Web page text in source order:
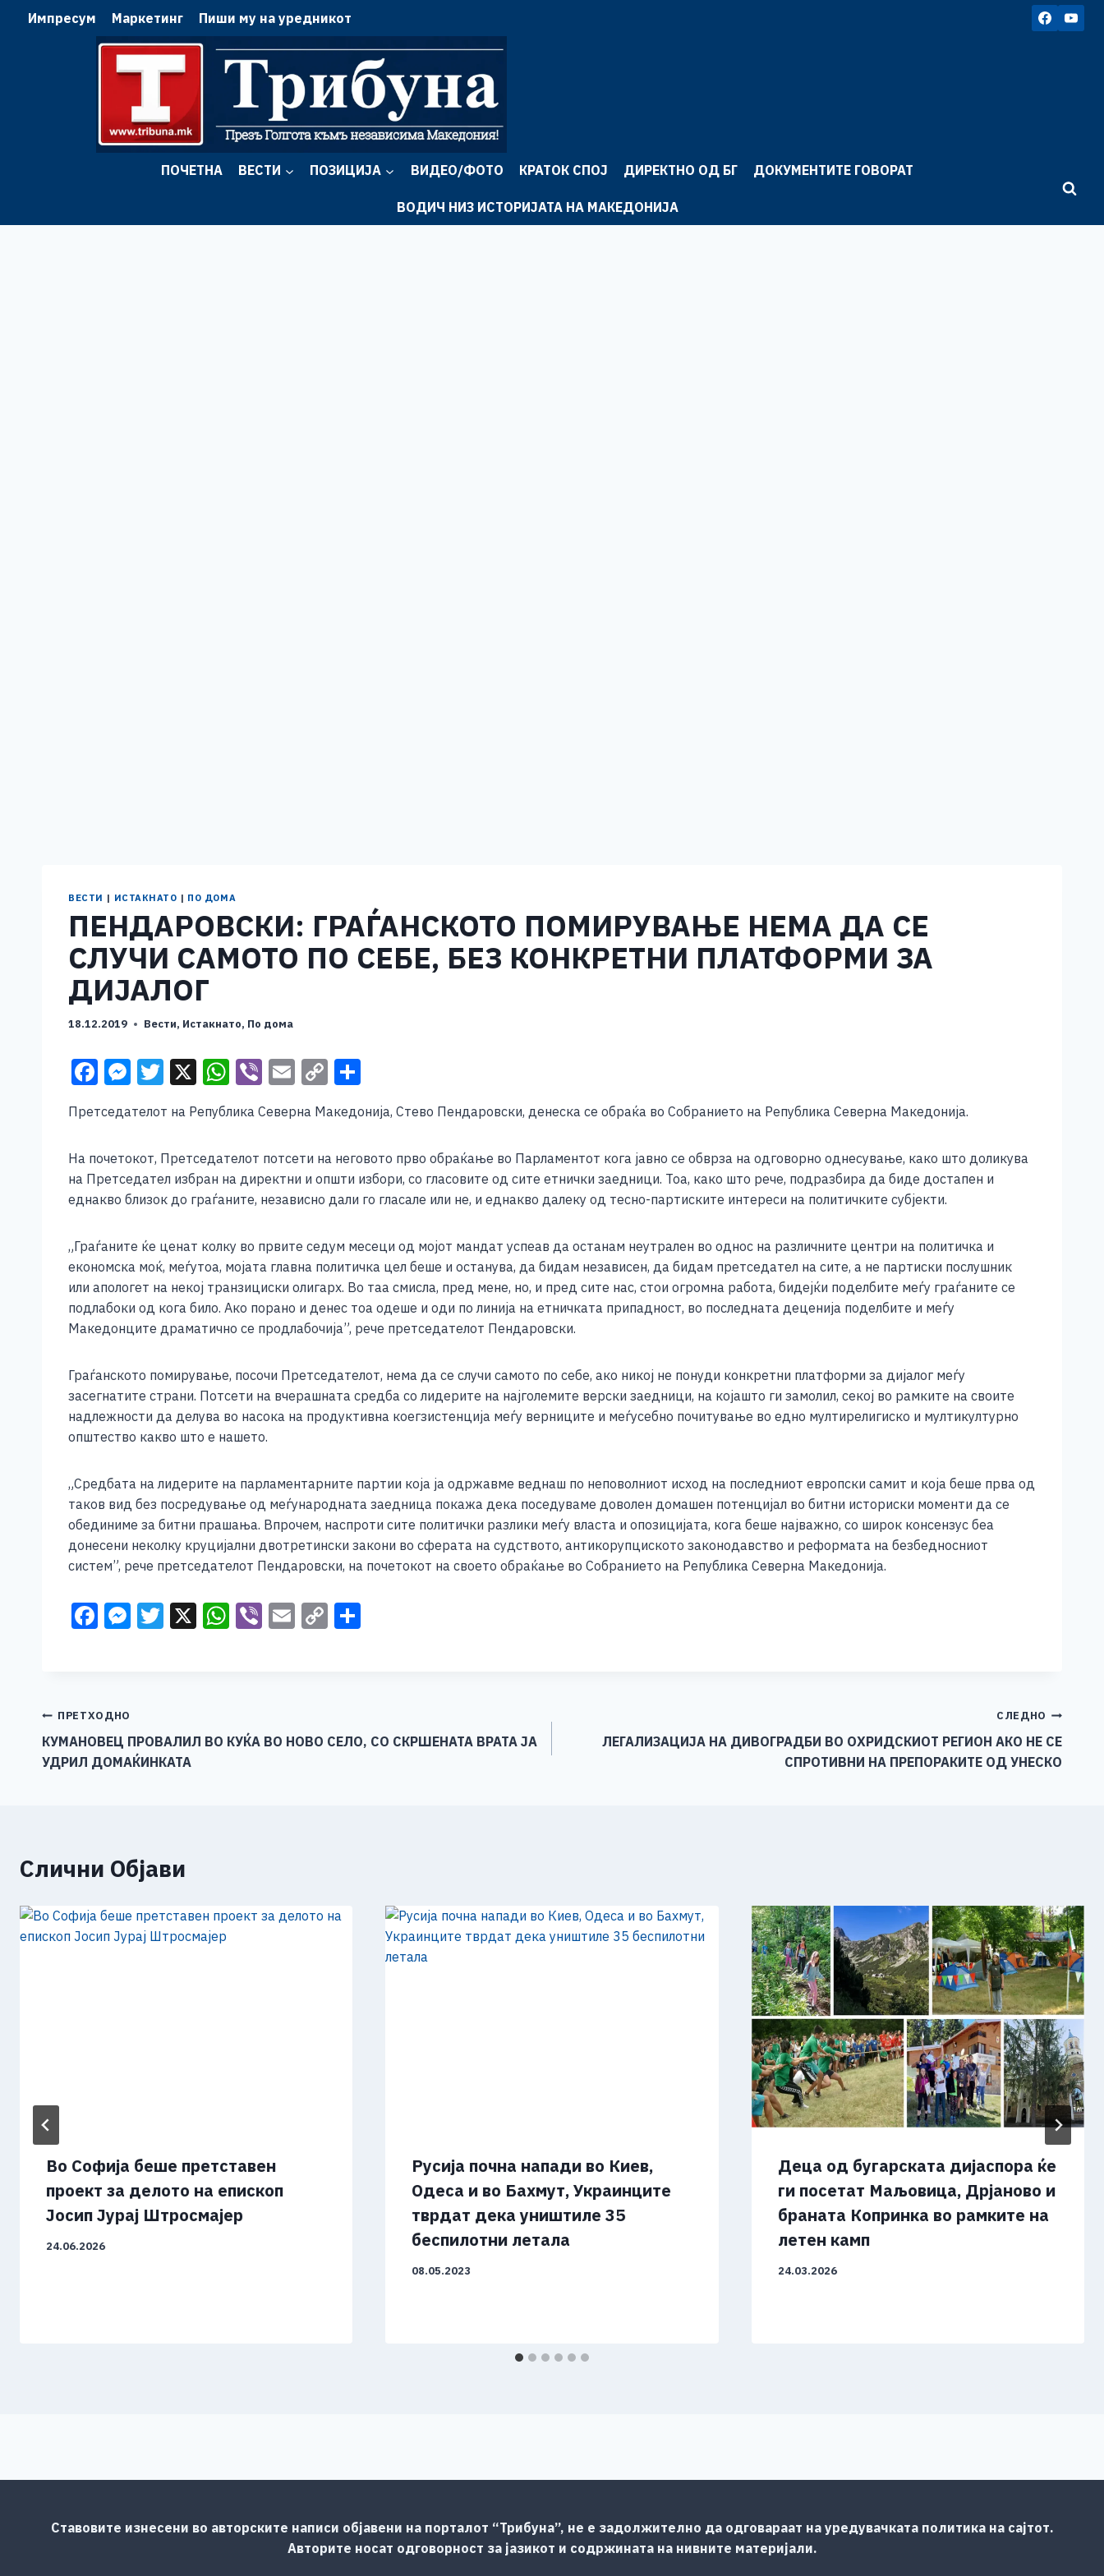
Импресум Маркетинг Пиши му на уредникот
ПОЧЕТНА ВЕСТИ ПОЗИЦИЈА ВИДЕО/ФОТО КРАТОК СПОЈ ДИРЕКТНО ОД БГ ДОКУМЕНТИТЕ ГОВОРАТ
ВОДИЧ НИЗ ИСТОРИЈАТА НА МАКЕДОНИЈА
ВЕСТИ | ИСТАКНАТО | ПО ДОМА
ПЕНДАРОВСКИ: ГРАЃАНСКОТО ПОМИРУВАЊЕ НЕМА ДА СЕ
СЛУЧИ САМОТО ПО СЕБЕ, БЕЗ КОНКРЕТНИ ПЛАТФОРМИ ЗА
ДИЈАЛОГ
18.12.2019 Вести, Истакнато, По дома
F
c
e
b
o
k
M
ss
e
n
g
T
tt
er
X W
at
s
A
p
Vi
b
er
E
m
ai
l
C
p
y
Li
n
ar
e
Претседателот на Република Северна Македонија, Стево Пендаровски, денеска се обраќа во Собранието на Република Северна Македонија.
На почетокот, Претседателот потсети на неговото прво обраќање во Парламентот кога јавно се обврза на одговорно однесување, како што доликува
на Претседател избран на директни и општи избори, со гласовите од сите етнички заедници. Тоа, како што рече, подразбира да биде достапен и
еднакво близок до граѓаните, независно дали го гласале или не, и еднакво далеку од тесно-партиските интереси на политичките субјекти.
„Граѓаните ќе ценат колку во првите седум месеци од мојот мандат успеав да останам неутрален во однос на различните центри на политичка и
економска моќ, меѓутоа, мојата главна политичка цел беше и останува, да бидам независен, да бидам претседател на сите, а не партиски послушник
или апологет на некој транзициски олигарх. Во таа смисла, пред мене, но, и пред сите нас, стои огромна работа, бидејќи поделбите меѓу граѓаните се
подлабоки од кога било. Ако порано и денес тоа одеше и оди по линија на етничката припадност, во последната деценија поделбите и меѓу
Македонците драматично се продлабочија”, рече претседателот Пендаровски.
Граѓанското помирување, посочи Претседателот, нема да се случи самото по себе, ако никој не понуди конкретни платформи за дијалог меѓу
засегнатите страни. Потсети на вчерашната средба со лидерите на најголемите верски заедници, на којашто ги замолил, секој во рамките на своите
надлежности да делува во насока на продуктивна коегзистенција меѓу верниците и меѓусебно почитување во едно мултирелигиско и мултикултурно
општество какво што е нашето.
„Средбата на лидерите на парламентарните партии која ја одржавме веднаш по неповолниот исход на последниот европски самит и која беше прва од
таков вид без посредување од меѓународната заедница покажа дека поседуваме доволен домашен потенцијал во битни историски моменти да се
обединиме за битни прашања. Впрочем, наспроти сите политички разлики меѓу власта и опозицијата, кога беше најважно, со широк консензус беа
донесени неколку круцијални двотретински закони во сферата на судството, антикорупциското законодавство и реформата на безбедносниот
систем”, рече претседателот Пендаровски, на почетокот на своето обраќање во Собранието на Република Северна Македонија.
F
b
o
o
M
g
er
T X W
p
Vi E C
n
Навигација
на
ПРЕТХОДНО
КУМАНОВЕЦ ПРОВАЛИЛ ВО КУЌА ВО НОВО СЕЛО, СО СКРШЕНАТА ВРАТА ЈА
УДРИЛ ДОМАЌИНКАТА
СЛЕДНО
ЛЕГАЛИЗАЦИЈА НА ДИВОГРАДБИ ВО ОХРИДСКИОТ РЕГИОН АКО НЕ СЕ
СПРОТИВНИ НА ПРЕПОРАКИТЕ ОД УНЕСКО
Слични Објави
Во Софија беше претставен
проект за делото на епископ
Јосип Јурај Штросмајер
24.06.2026
Русија почна напади во Киев,
Одеса и во Бахмут, Украинците
тврдат дека уништиле 35
беспилотни летала
08.05.2023
Деца од бугарската дијаспора ќе
ги посетат Маљовица, Дрјаново и
браната Копринка во рамките на
летен камп
24.03.2026
Ставовите изнесени во авторските написи објавени на порталот “Трибуна”, не е задолжително да одговараат на уредувачката политика на сајтот.
Авторите носат одговорност за јазикот и содржината на нивните материјали.